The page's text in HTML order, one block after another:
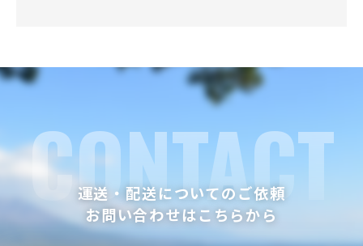
CONTACT
運送・配送についてのご依頼
お問い合わせはこちらから